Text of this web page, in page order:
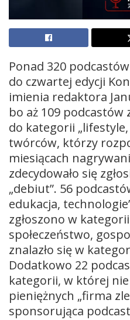
Ponad 320
do czwartej edycji
imienia redaktora
bo aż 109 podcastów
do kategorii
twórców, którzy
miesiącach
zdecydowało się
„debiut”. 56
edukacja,
zgłoszono w
społeczeństwo,
znalazło się w
Dodatkowo 22
kategorii, w której
pieniężnych „firma
sponsorująca